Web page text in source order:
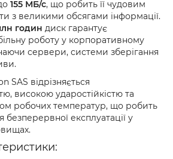
155 МБ/с, що робить її чудовим
з великими обсягами інформації.
годин диск гарантує
роботу у корпоративному
сервери, системи зберігання
SAS відрізняється
високою ударостійкістю та
робочих температур, що робить
безперервної експлуатації у